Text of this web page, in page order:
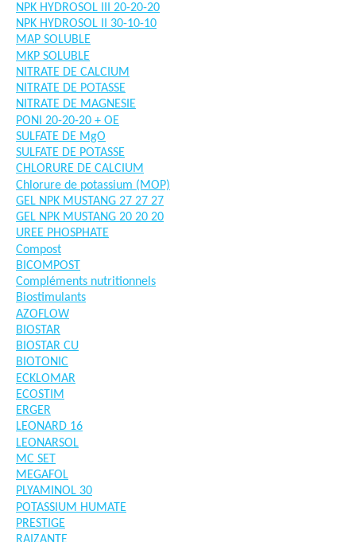
NPK HYDROSOL III 20-20-20
NPK HYDROSOL II 30-10-10
MAP SOLUBLE
MKP SOLUBLE
NITRATE DE CALCIUM
NITRATE DE POTASSE
NITRATE DE MAGNESIE
PONI 20-20-20 + OE
SULFATE DE MgO
SULFATE DE POTASSE
CHLORURE DE CALCIUM
Chlorure de potassium (MOP)
GEL NPK MUSTANG 27 27 27
GEL NPK MUSTANG 20 20 20
UREE PHOSPHATE
Compost
BICOMPOST
Compléments nutritionnels
Biostimulants
AZOFLOW
BIOSTAR
BIOSTAR CU
BIOTONIC
ECKLOMAR
ECOSTIM
ERGER
LEONARD 16
LEONARSOL
MC SET
MEGAFOL
PLYAMINOL 30
POTASSIUM HUMATE
PRESTIGE